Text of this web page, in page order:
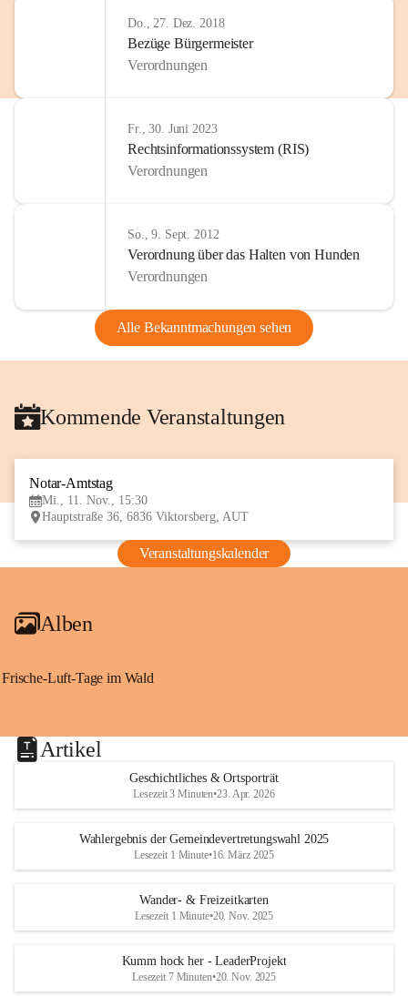
Do., 27. Dez. 2018
Bezüge Bürgermeister
Verordnungen
Fr., 30. Juni 2023
Rechtsinformationssystem (RIS)
Verordnungen
So., 9. Sept. 2012
Verordnung über das Halten von Hunden
Verordnungen
Alle Bekanntmachungen sehen
Kommende Veranstaltungen
Notar-Amtstag
Mi., 11. Nov., 15:30
Hauptstraße 36, 6836 Viktorsberg, AUT
Veranstaltungskalender
Alben
Frische-Luft-Tage im Wald
Artikel
Geschichtliches & Ortsporträt
Lesezeit 3 Minuten•23. Apr. 2026
Wahlergebnis der Gemeindevertretungswahl 2025
Lesezeit 1 Minute•16. März 2025
Wander- & Freizeitkarten
Lesezeit 1 Minute•20. Nov. 2025
Kumm hock her - LeaderProjekt
Lesezeit 7 Minuten•20. Nov. 2025